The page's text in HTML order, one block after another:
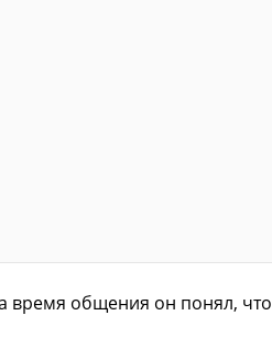
время общения он понял, что